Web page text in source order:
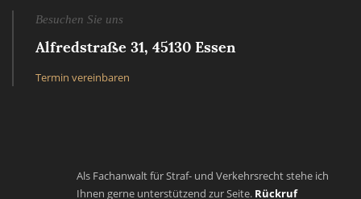
Besuchen Sie uns
Alfredstraße 31, 45130 Essen
Termin vereinbaren
Als Fachanwalt für Straf- und Verkehrsrecht stehe ich
Ihnen gerne unterstützend zur Seite. Rückruf